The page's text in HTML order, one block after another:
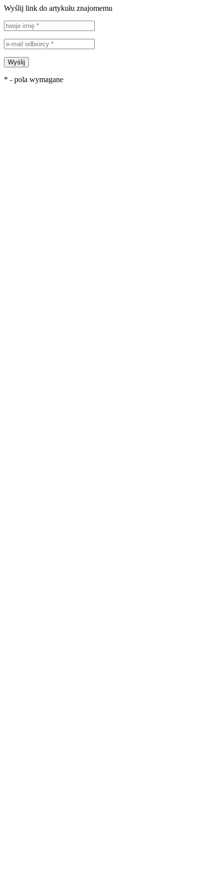
Wyślij link do artykułu znajomemu
Wyślij
* - pola wymagane